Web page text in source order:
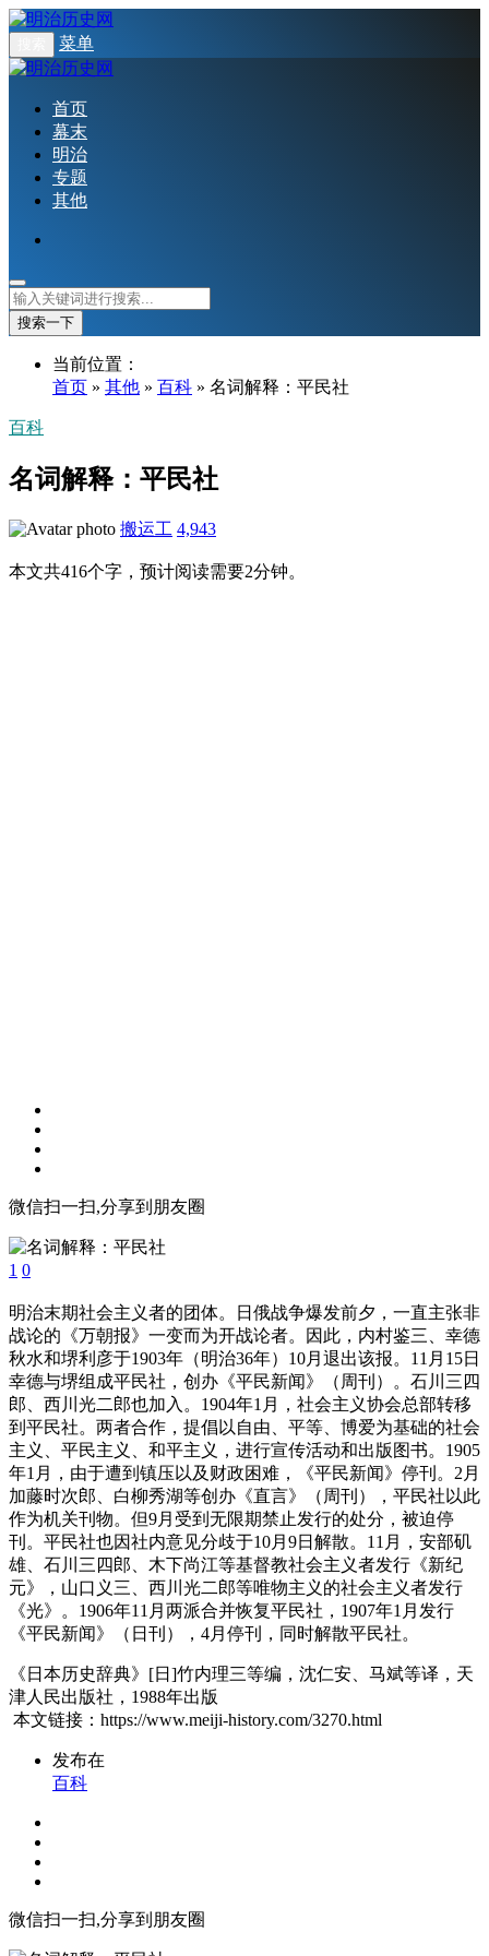
菜单
首页
幕末
明治
专题
其他
搜索一下
当前位置：
首页 » 其他 » 百科 » 名词解释：平民社
百科
名词解释：平民社
搬运工 4,943
本文共416个字，预计阅读需要2分钟。
微信扫一扫,分享到朋友圈
1 0
明治末期社会主义者的团体。日俄战争爆发前夕，一直主张非
战论的《万朝报》一变而为开战论者。因此，内村鉴三、幸德
秋水和堺利彦于1903年（明治36年）10月退出该报。11月15日
幸德与堺组成平民社，创办《平民新闻》（周刊）。石川三四
郎、西川光二郎也加入。1904年1月，社会主义协会总部转移
到平民社。两者合作，提倡以自由、平等、博爱为基础的社会
主义、平民主义、和平主义，进行宣传活动和出版图书。1905
年1月，由于遭到镇压以及财政困难，《平民新闻》停刊。2月
加藤时次郎、白柳秀湖等创办《直言》（周刊），平民社以此
作为机关刊物。但9月受到无限期禁止发行的处分，被迫停
刊。平民社也因社内意见分歧于10月9日解散。11月，安部矶
雄、石川三四郎、木下尚江等基督教社会主义者发行《新纪
元》，山口义三、西川光二郎等唯物主义的社会主义者发行
《光》。1906年11月两派合并恢复平民社，1907年1月发行
《平民新闻》（日刊），4月停刊，同时解散平民社。
《日本历史辞典》[日]竹内理三等编，沈仁安、马斌等译，天
津人民出版社，1988年出版
本文链接：https://www.meiji-history.com/3270.html
发布在
百科
微信扫一扫,分享到朋友圈